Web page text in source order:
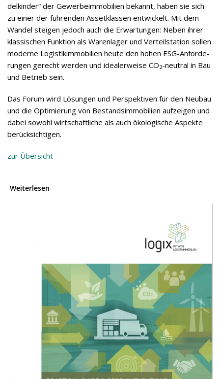
del­kin­der“ der Gewer­be­im­mo­bi­lien bekannt, haben sie sich
zu einer der füh­ren­den Asset­klas­sen ent­wi­ckelt. Mit dem
Wan­del stei­gen jedoch auch die Erwar­tun­gen: Neben ihrer
klas­si­schen Funk­tion als Waren­la­ger und Ver­teil­sta­tion sol­len
moderne Logis­tik­im­mo­bi­lien heute den hohen ESG-Anfor­de­
run­gen gerecht wer­den und idea­ler­weise CO2-neu­tral in Bau
und Betrieb sein.
Das Forum wird Lösun­gen und Per­spek­ti­ven für den Neu­bau
und die Opti­mie­rung von Bestands­im­mo­bi­lien auf­zei­gen und
dabei sowohl wirt­schaft­li­che als auch öko­lo­gi­sche Aspekte
berücksichtigen.
zur Über­sicht
Weiterlesen